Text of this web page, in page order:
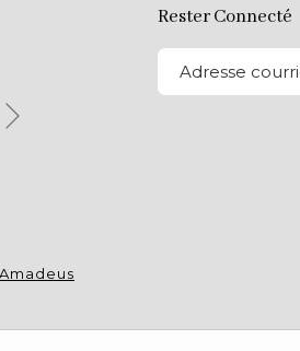
Rester Connecté
Amadeus